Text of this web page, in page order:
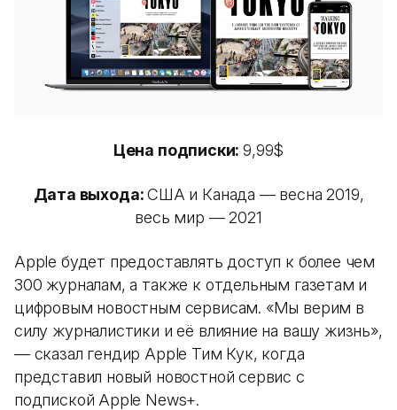
Цена подписки:9,99$
Дата выхода:США и Канада — весна 2019,
весь мир — 2021
Apple будет предоставлять доступ к более чем
300 журналам, а также к отдельным газетам и
цифровым новостным сервисам. «Мы верим в
силу журналистики и её влияние на вашу жизнь»,
— сказал гендир Apple Тим Кук, когда
представил новый новостной сервис с
подпиской Apple News+.